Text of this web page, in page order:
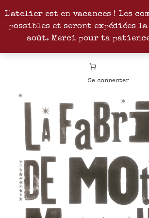
L'atelier est en vacances ! Les
possibles et seront expédiées la
août. Merci pour ta
InstagramPinterest
Se connecter